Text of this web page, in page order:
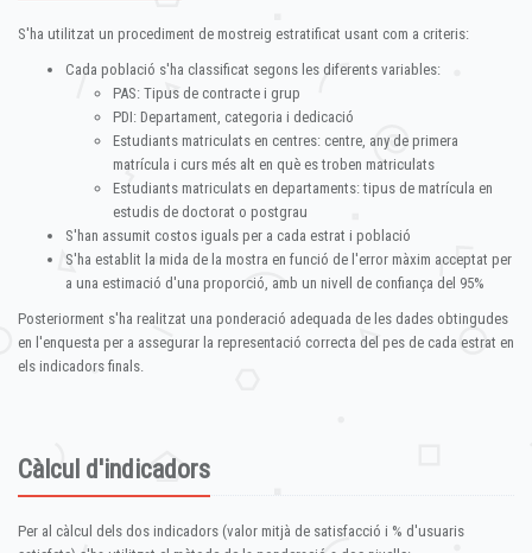
S'ha utilitzat un procediment de mostreig estratificat usant com a criteris:
Cada població s'ha classificat segons les diferents variables:
PAS: Tipus de contracte i grup
PDI: Departament, categoria i dedicació
Estudiants matriculats en centres: centre, any de primera
matrícula i curs més alt en què es troben matriculats
Estudiants matriculats en departaments: tipus de matrícula en
estudis de doctorat o postgrau
S'han assumit costos iguals per a cada estrat i població
S'ha establit la mida de la mostra en funció de l'error màxim acceptat per
a una estimació d'una proporció, amb un nivell de confiança del 95%
Posteriorment s'ha realitzat una ponderació adequada de les dades obtingudes
en l'enquesta per a assegurar la representació correcta del pes de cada estrat en
els indicadors finals.
Càlcul d'indicadors
Per al càlcul dels dos indicadors (valor mitjà de satisfacció i % d'usuaris